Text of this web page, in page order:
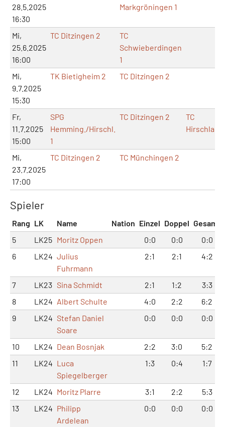
28.5.2025
16:30
Markgröningen 1
Mi,
25.6.2025
16:00
TC Ditzingen 2
TC
Schwieberdingen
1
Mi,
9.7.2025
15:30
TK Bietigheim 2 TC Ditzingen 2
Fr,
11.7.2025
15:00
SPG
Hemming./Hirschl.
1
TC Ditzingen 2
TC
Mi,
23.7.2025
17:00
TC Ditzingen 2 TC Münchingen 2
Spieler
Rang LK Name Nation Einzel Doppel Gesamt
5
LK25 Moritz Oppen 0:0 0:0
0:0
6
LK24 Julius
Fuhrmann
2:1 2:1 4:2
7 LK23 Sina Schmidt 2:1 1:2
3:3
8
LK24 Albert Schulte 4:0 2:2
6:2
9
LK24 Stefan Daniel
Soare
0:0 0:0 0:0
10 LK24 Dean Bosnjak 2:2 3:0
5:2
11
LK24 Luca
Spiegelberger
1:3 0:4 1:7
12 LK24 Moritz Plarre 3:1 2:2
5:3
13
LK24 Philipp
Ardelean
0:0 0:0 0:0